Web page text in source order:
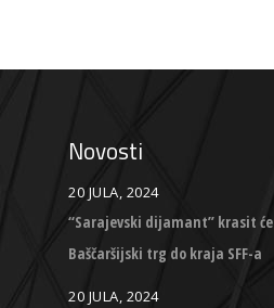
Novosti
20 JULA, 2024
“Sarajevski dijamant” krasit će
Baščaršijski trg do kraja SFF-a
20 JULA, 2024